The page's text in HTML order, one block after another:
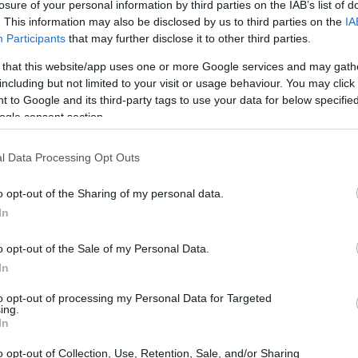
of your personal information by third parties on the IAB’s list of
This information may also be disclosed by us to third parties on the
Participants that may further disclose it to other third parties.
that this website/app uses one or more Google services and may
but not limited to your visit or usage behaviour. You may
to Google and its third-party tags to use your data for below
consent section.
Data Processing Opt Outs
opt-out of the Sharing of my personal data.
opt-out of the Sale of my Personal Data.
opt-out of processing my Personal Data for Targeted
opt-out of Collection, Use, Retention, Sale, and/or Sharing